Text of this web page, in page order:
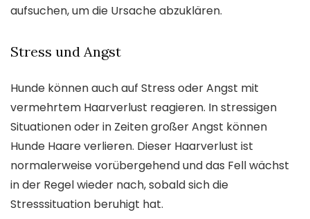
aufsuchen, um die Ursache abzuklären.
Stress und Angst
Hunde können auch auf Stress oder Angst mit
vermehrtem Haarverlust reagieren. In stressigen
Situationen oder in Zeiten großer Angst können
Hunde Haare verlieren. Dieser Haarverlust ist
normalerweise vorübergehend und das Fell wächst
in der Regel wieder nach, sobald sich die
Stresssituation beruhigt hat.